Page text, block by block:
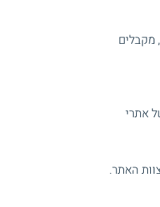
מקבלים
אתרי
האתר.